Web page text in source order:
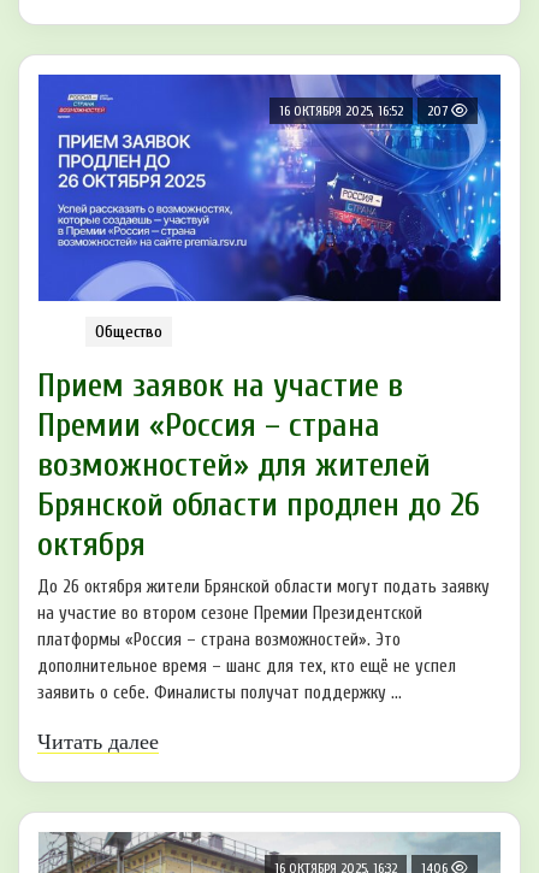
16 ОКТЯБРЯ 2025, 16:52 207
Общество
Прием заявок на участие в
Премии «Россия – страна
возможностей» для жителей
Брянской области продлен до 26
октября
До 26 октября жители Брянской области могут подать заявку
на участие во втором сезоне Премии Президентской
платформы «Россия – страна возможностей». Это
дополнительное время – шанс для тех, кто ещё не успел
заявить о себе. Финалисты получат поддержку ...
Читать далее
16 ОКТЯБРЯ 2025, 16:32 1406